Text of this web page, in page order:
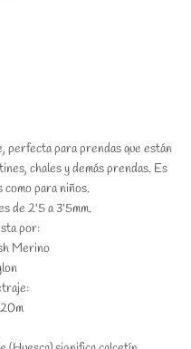
perfecta para prendas que están
chales y demás prendas. Es
para niños.
de 2'5 a 3'5mm.
por:
Merino